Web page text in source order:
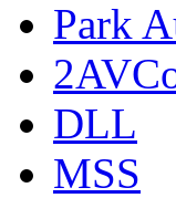
Park
DLL
MSS